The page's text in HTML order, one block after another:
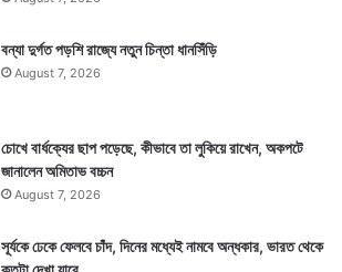
বন্যা দুর্গত পড়শি রাজ্যে নতুন চিন্তা ধানসিঁড়ি
August 7, 2026
চোখে বার্ধক্যের ছাপ পড়েছে, কীভাবে তা লুকিয়ে রাখেন, অকপটে
জানালেন অমিতাভ বচ্চন
August 7, 2026
সূর্যকে ঢেকে ফেলবে চাঁদ, দিনের মধ্যেই নামবে অন্ধকার, ভারত থেকে